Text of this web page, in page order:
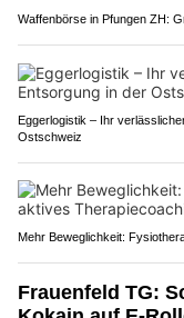
Waffenbörse in Pfungen ZH:
Eggerlogistik – Ihr
Ostschweiz
Mehr Beweglichkeit:
Frauenfeld TG: